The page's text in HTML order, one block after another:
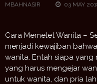
MBAHNASIR 03 MAY
Cara Memelet Wanita –
menjadi kewajiban
wanita. Entah siapa yang
yang harus mengejar
untuk wanita, dan pria